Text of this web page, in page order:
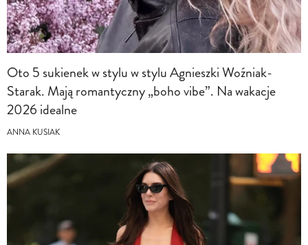
Oto 5 sukienek w stylu w stylu Agnieszki Woźniak-
Starak. Mają romantyczny „boho vibe”. Na wakacje
2026 idealne
ANNA KUSIAK